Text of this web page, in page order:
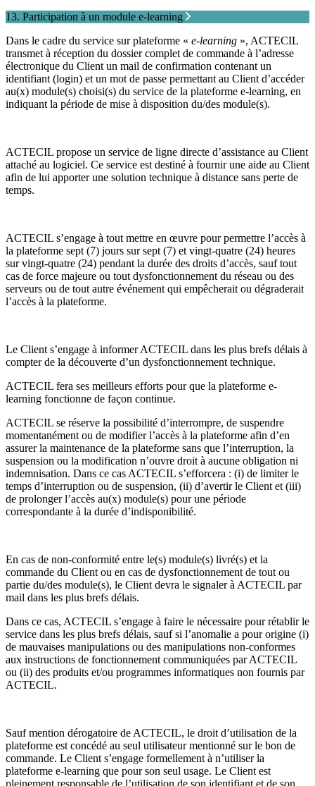
13. Participation à un module e-learning
Dans le cadre du service sur plateforme « e-learning », ACTECIL
transmet à réception du dossier complet de commande à l’adresse
électronique du Client un mail de confirmation contenant un
identifiant (login) et un mot de passe permettant au Client d’accéder
au(x) module(s) choisi(s) du service de la plateforme e-learning, en
indiquant la période de mise à disposition du/des module(s).
ACTECIL propose un service de ligne directe d’assistance au Client
attaché au logiciel. Ce service est destiné à fournir une aide au Client
afin de lui apporter une solution technique à distance sans perte de
temps.
ACTECIL s’engage à tout mettre en œuvre pour permettre l’accès à
la plateforme sept (7) jours sur sept (7) et vingt-quatre (24) heures
sur vingt-quatre (24) pendant la durée des droits d’accès, sauf tout
cas de force majeure ou tout dysfonctionnement du réseau ou des
serveurs ou de tout autre événement qui empêcherait ou dégraderait
l’accès à la plateforme.
Le Client s’engage à informer ACTECIL dans les plus brefs délais à
compter de la découverte d’un dysfonctionnement technique.
ACTECIL fera ses meilleurs efforts pour que la plateforme e-
learning fonctionne de façon continue.
ACTECIL se réserve la possibilité d’interrompre, de suspendre
momentanément ou de modifier l’accès à la plateforme afin d’en
assurer la maintenance de la plateforme sans que l’interruption, la
suspension ou la modification n’ouvre droit à aucune obligation ni
indemnisation. Dans ce cas ACTECIL s’efforcera : (i) de limiter le
temps d’interruption ou de suspension, (ii) d’avertir le Client et (iii)
de prolonger l’accès au(x) module(s) pour une période
correspondante à la durée d’indisponibilité.
En cas de non-conformité entre le(s) module(s) livré(s) et la
commande du Client ou en cas de dysfonctionnement de tout ou
partie du/des module(s), le Client devra le signaler à ACTECIL par
mail dans les plus brefs délais.
Dans ce cas, ACTECIL s’engage à faire le nécessaire pour rétablir le
service dans les plus brefs délais, sauf si l’anomalie a pour origine (i)
de mauvaises manipulations ou des manipulations non-conformes
aux instructions de fonctionnement communiquées par ACTECIL
ou (ii) des produits et/ou programmes informatiques non fournis par
ACTECIL.
Sauf mention dérogatoire de ACTECIL, le droit d’utilisation de la
plateforme est concédé au seul utilisateur mentionné sur le bon de
commande. Le Client s’engage formellement à n’utiliser la
plateforme e-learning que pour son seul usage. Le Client est
pleinement responsable de l’utilisation de son identifiant et de son